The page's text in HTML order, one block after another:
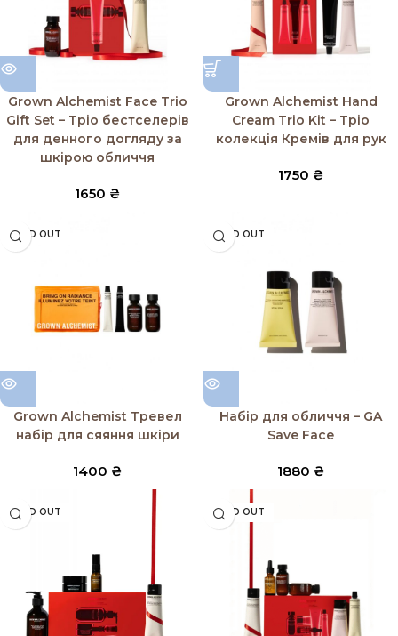
Grown Alchemist Face Trio
Gift Set – Тріо бестселерів
для денного догляду за
шкірою обличчя
1650 ₴
Grown Alchemist Hand
Cream Trio Kit – Тріо
колекція Кремів для рук
1750 ₴
SOLD OUT
Grown Alchemist Тревел
набір для сяяння шкіри
1400 ₴
SOLD OUT
Набір для обличчя – GA
Save Face
1880 ₴
SOLD OUT SOLD OUT